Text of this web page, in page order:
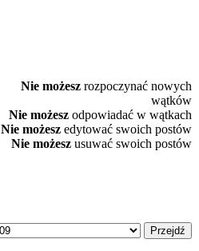
Nie możesz rozpoczynać nowych
wątków
Nie możesz odpowiadać w wątkach
Nie możesz edytować swoich postów
Nie możesz usuwać swoich postów